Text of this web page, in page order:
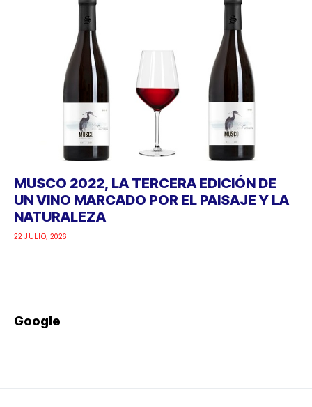
MUSCO 2022, LA TERCERA EDICIÓN DE
UN VINO MARCADO POR EL PAISAJE Y LA
NATURALEZA
22 JULIO, 2026
Google